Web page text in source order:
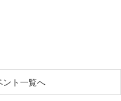
ト一覧へ